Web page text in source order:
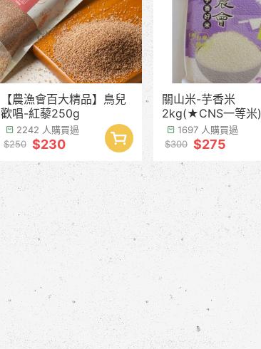
【農漁會百大精品】鳥兒
歡唱-紅藜250g
2242 人購買過
$250 $230
關山米-芋香米
2kg(★CNS一等米)
1697 人購買過
$300 $275